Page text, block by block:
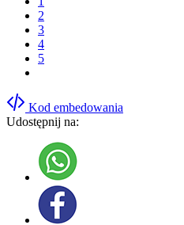
2
3
4
5
Kod embedowania
Udostępnij na: